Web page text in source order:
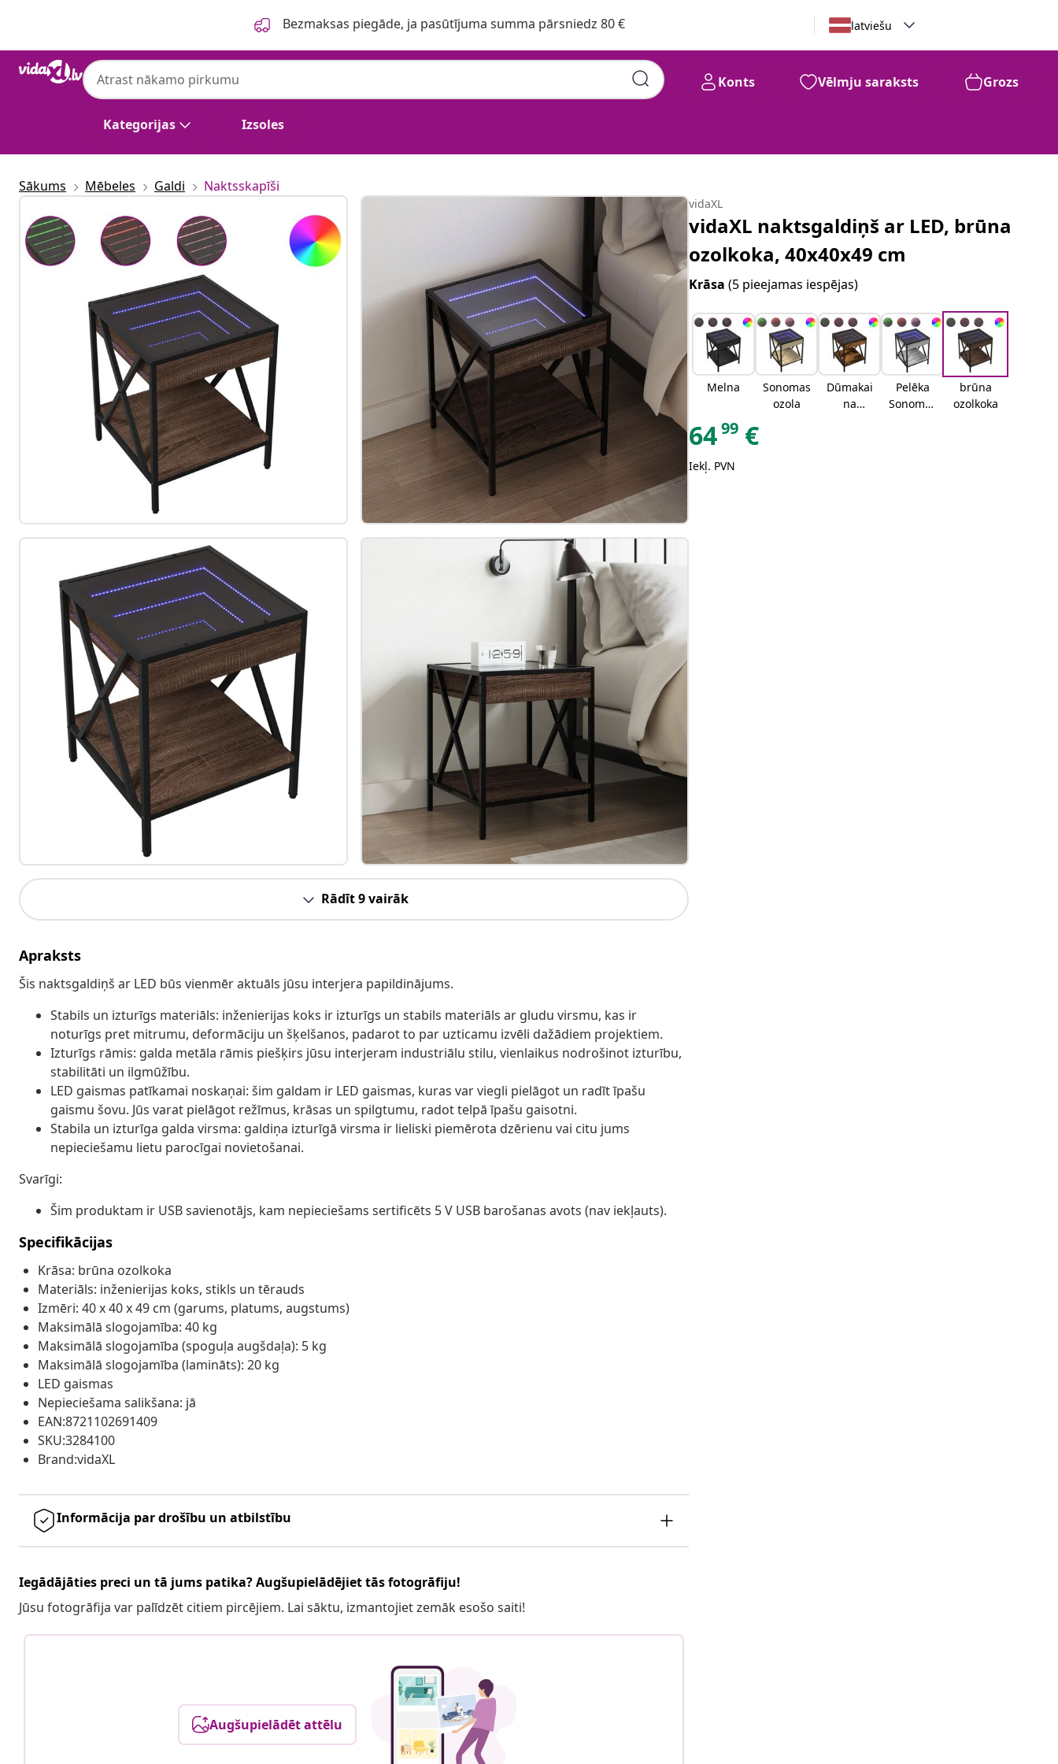
Bezmaksas piegāde, ja pasūtījuma summa pārsniedz 80 € latviešu
Kategorijas Izsoles
Konts Vēlmju saraksts Grozs
Sākums Mēbeles Galdi Naktsskapīši
Rādīt 9 vairāk
Apraksts
Šis naktsgaldiņš ar LED būs vienmēr aktuāls jūsu interjera papildinājums.
Stabils un izturīgs materiāls: inženierijas koks ir izturīgs un stabils materiāls ar gludu virsmu, kas ir
noturīgs pret mitrumu, deformāciju un šķelšanos, padarot to par uzticamu izvēli dažādiem projektiem.
Izturīgs rāmis: galda metāla rāmis piešķirs jūsu interjeram industriālu stilu, vienlaikus nodrošinot izturību,
stabilitāti un ilgmūžību.
LED gaismas patīkamai noskaņai: šim galdam ir LED gaismas, kuras var viegli pielāgot un radīt īpašu
gaismu šovu. Jūs varat pielāgot režīmus, krāsas un spilgtumu, radot telpā īpašu gaisotni.
Stabila un izturīga galda virsma: galdiņa izturīgā virsma ir lieliski piemērota dzērienu vai citu jums
nepieciešamu lietu parocīgai novietošanai.
Svarīgi:
Šim produktam ir USB savienotājs, kam nepieciešams sertificēts 5 V USB barošanas avots (nav iekļauts).
Specifikācijas
Krāsa: brūna ozolkoka
Materiāls: inženierijas koks, stikls un tērauds
Izmēri: 40 x 40 x 49 cm (garums, platums, augstums)
Maksimālā slogojamība: 40 kg
Maksimālā slogojamība (spoguļa augšdaļa): 5 kg
Maksimālā slogojamība (lamināts): 20 kg
LED gaismas
Nepieciešama salikšana: jā
EAN:8721102691409
SKU:3284100
Brand:vidaXL
Informācija par drošību un atbilstību
Iegādājāties preci un tā jums patika? Augšupielādējiet tās fotogrāfiju!
Jūsu fotogrāfija var palīdzēt citiem pircējiem. Lai sāktu, izmantojiet zemāk esošo saiti!
Augšupielādēt attēlu
vidaXL
vidaXL naktsgaldiņš ar LED, brūna
ozolkoka, 40x40x49 cm
Krāsa(5 pieejamas iespējas)
Melna
Sonomas
ozola
Dūmakai
na
Pelēka
Sonomas
brūna
ozolkoka
6499 €
Iekļ. PVN